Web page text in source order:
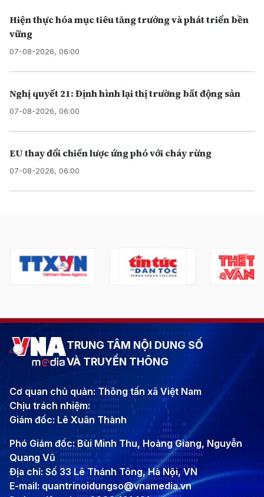
Hiện thực hóa mục tiêu tăng trưởng và phát triển bền
vững
07-08-2026, 06:00
Nghị quyết 21: Định hình lại thị trường bất động sản
07-08-2026, 06:00
EU thay đổi chiến lược ứng phó với cháy rừng
07-08-2026, 06:00
TRUNG TÂM NỘI DUNG SỐ
VÀ TRUYỀN THÔNG
Cơ quan chủ quản: Thông tấn xã Việt Nam
Chịu trách nhiệm:
Giám đốc: Lê Xuân Thành
Phó Giám đốc: Bùi Minh Thu, Hoàng Giang, Nguyễn
Quang Vũ
Địa chỉ: Số 33 Lê Thánh Tông, Hà Nội, VN
E-mail: quantrinoidungso@vnamedia.vn